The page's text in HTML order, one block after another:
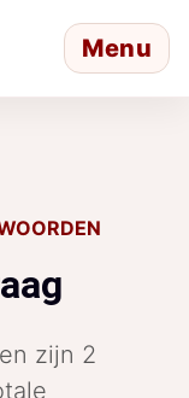
Menu
zijn 2